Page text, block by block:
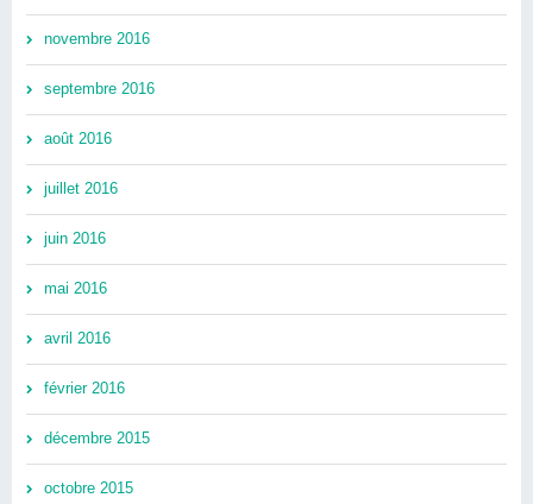
novembre 2016
septembre 2016
août 2016
juillet 2016
juin 2016
mai 2016
avril 2016
février 2016
décembre 2015
octobre 2015